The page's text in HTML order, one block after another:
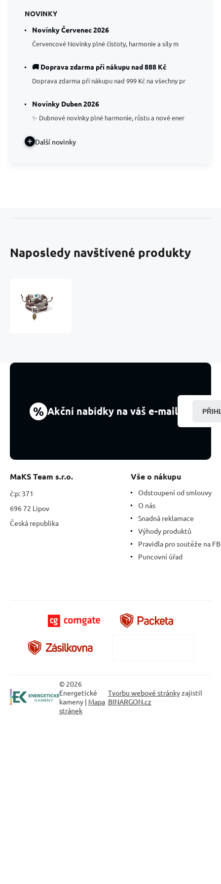
NOVINKY
Novinky Červenec 2026
Červencové Novinky plné čistoty, harmonie a síly m
🚚 Doprava zdarma při nákupu nad 888 Kč
Doprava zdarma při nákupu nad 999 Kč na všechny pr
Novinky Duben 2026
✨ Dubnové novinky plné harmonie, růstu a nové ener
Další novinky
Naposledy navštívené produkty
sova,
% Akční nabídky na váš e-mail
MaKS Team s.r.o.
č:p: 371
696 72 Lipov
Česká republika
Vše o nákupu
Odstoupení od smlouvy
O nás
Snadná reklamace
Výhody produktů
Pravidla pro soutěže na FB
Puncovní úřad
© 2026
Energetické
kameny | Mapa
stránek
Tvorbu webové stránkyzajistil
BINARGON.cz